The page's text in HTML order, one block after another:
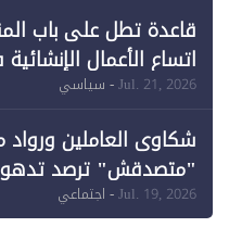
قاعدة تطل على باب
اتساع الأعمال
Jul. 21, 2026- سياسي
شكاوى العاملين ورواد
"متصدقش" ترصد تدهور
للإعلام"
Jul. 19, 2026- اجتماعي